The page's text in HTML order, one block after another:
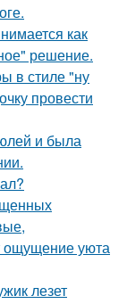
как
решение.
в стиле "ну
провести
и была
ощущение уюта
лезет